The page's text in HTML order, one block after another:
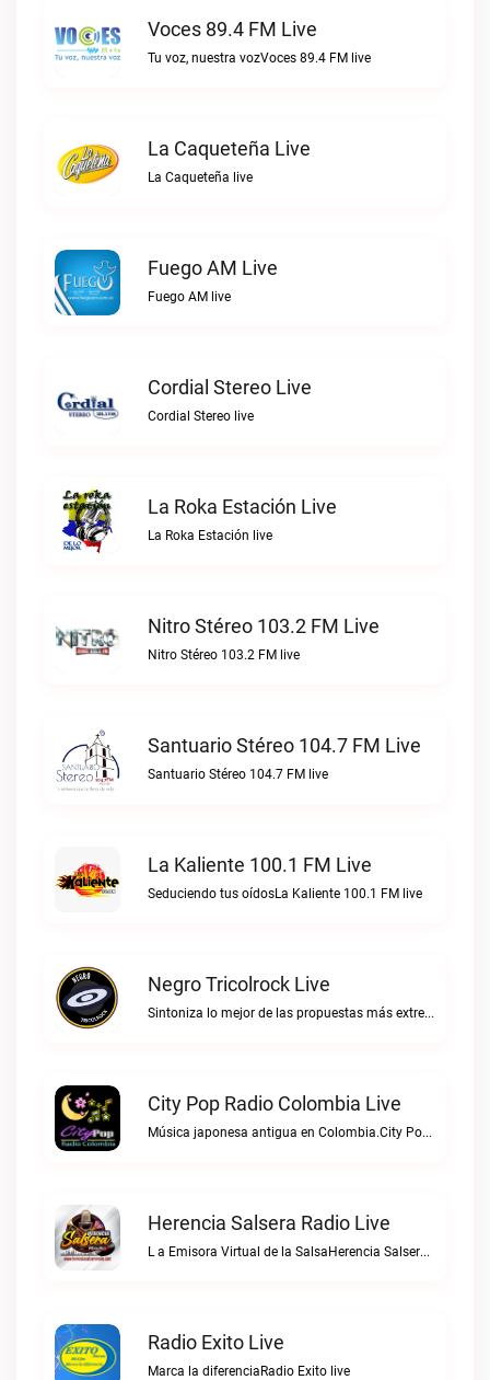
Voces 89.4 FM Live
Tu voz, nuestra vozVoces 89.4 FM live
La Caqueteña Live
La Caqueteña live
Fuego AM Live
Fuego AM live
Cordial Stereo Live
Cordial Stereo live
La Roka Estación Live
La Roka Estación live
Nitro Stéreo 103.2 FM Live
Nitro Stéreo 103.2 FM live
Santuario Stéreo 104.7 FM Live
Santuario Stéreo 104.7 FM live
La Kaliente 100.1 FM Live
Seduciendo tus oídosLa Kaliente 100.1 FM live
Negro Tricolrock Live
Sintoniza lo mejor de las propuestas más extremas y virtuosas del metal colombianoNegro Tricolrock live
City Pop Radio Colombia Live
Música japonesa antigua en Colombia.City Pop Radio Colombia live
Herencia Salsera Radio Live
L a Emisora Virtual de la SalsaHerencia Salsera Radio live
Radio Exito Live
Marca la diferenciaRadio Exito live